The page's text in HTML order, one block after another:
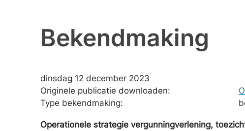
Bekendmaking
dinsdag 12 december 2023
Originele publicatie downloaden:
Type bekendmaking:
Operationele strategie vergunningverlening,